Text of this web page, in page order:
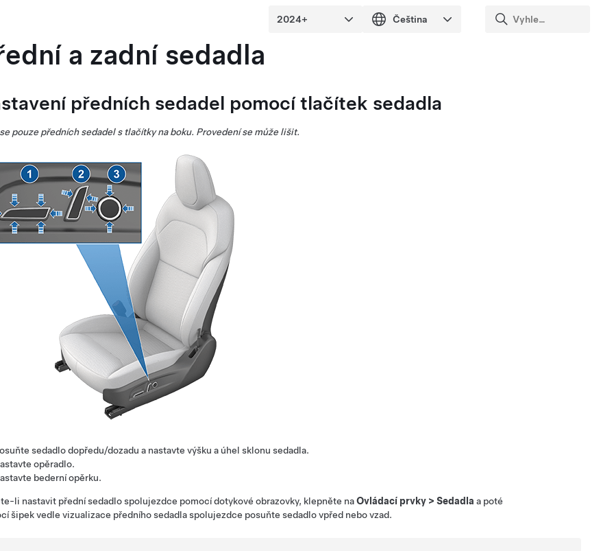
a zadní sedadla
předních sedadel pomocí tlačítek sedadla
pouze předních sedadel s tlačítky na boku. Provedení se může lišit.
sedadlo dopředu/dozadu a nastavte výšku a úhel sklonu sedadla.
opěradlo.
bederní opěrku.
li nastavit přední sedadlo spolujezdce pomocí dotykové obrazovky, klepněte naOvládací prvky > Sedadla a poté
šipek vedle vizualizace předního sedadla spolujezdce posuňte sedadlo vpřed nebo vzad.